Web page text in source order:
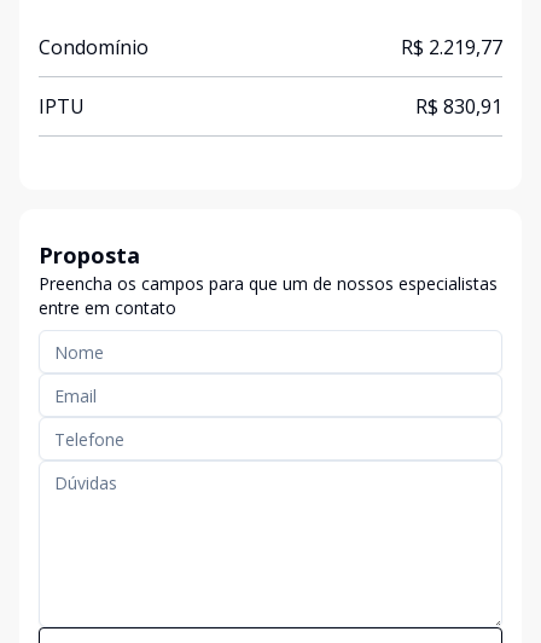
Condomínio R$ 2.219,77
IPTU R$ 830,91
Proposta
Preencha os campos para que um de nossos especialistas
entre em contato